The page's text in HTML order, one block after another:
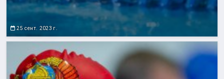
25 сент. 2023 г.